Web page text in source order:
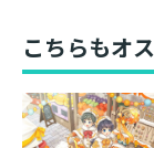
いろんなカイ
う幸せです。
こちらもオ